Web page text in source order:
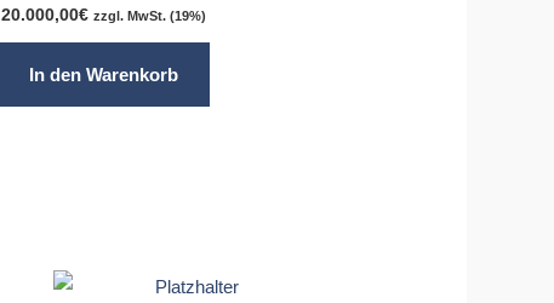
20.000,00€ zzgl. MwSt. (19%)
In den Warenkorb